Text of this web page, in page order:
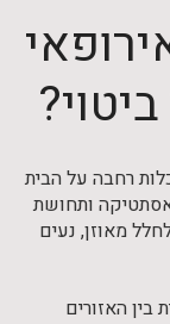
רחבה על הבית
ותחושת
מאוזן, נעים
האזורים